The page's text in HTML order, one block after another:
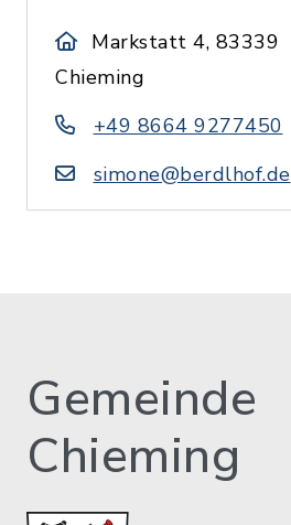
Markstatt 4, 83339
Chieming
+49 8664 9277450
simone@berdlhof.de
Gemeinde
Chieming